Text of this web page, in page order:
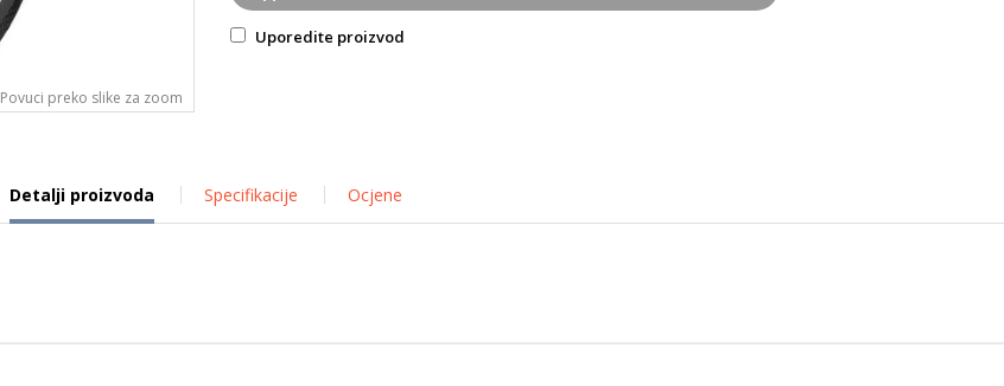
Povuci preko slike za zoom
Uporedite proizvod
Detalji proizvoda Specifikacije Ocjene